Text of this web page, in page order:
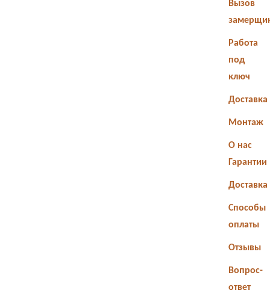
Вызов
Работа
под
ключ
Доставка
Монтаж
О нас
Гарантии
Доставка
Способы
оплаты
Отзывы
Вопрос-
ответ